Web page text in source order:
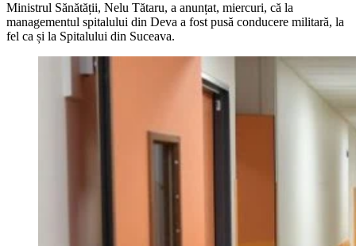
Ministrul Sănătății, Nelu Tătaru, a anunțat, miercuri, că la
managementul spitalului din Deva a fost pusă conducere militară, la
fel ca și la Spitalului din Suceava.